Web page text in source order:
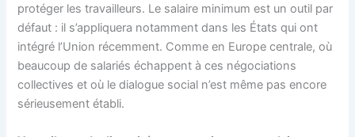
protéger les travailleurs. Le salaire minimum est un outil par
défaut : il s’appliquera notamment dans les États qui ont
intégré l’Union récemment. Comme en Europe centrale, où
beaucoup de salariés échappent à ces négociations
collectives et où le dialogue social n’est même pas encore
sérieusement établi.